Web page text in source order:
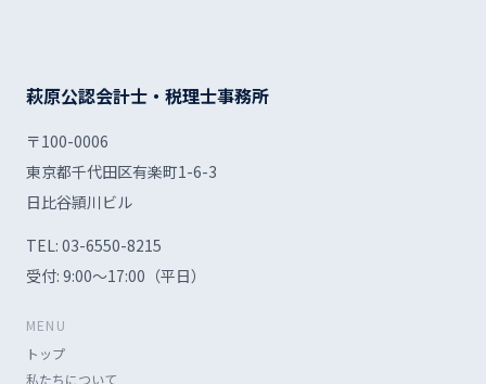
萩原公認会計士・税理士事務所
〒100-0006
東京都千代田区有楽町1-6-3
日比谷頴川ビル
TEL: 03-6550-8215
受付: 9:00〜17:00（平日）
MENU
トップ
私たちについて